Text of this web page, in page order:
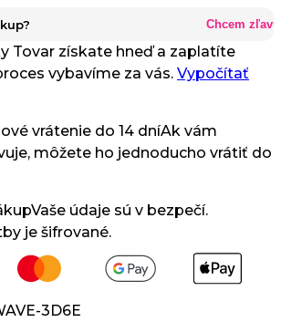
Chcem zľavu
Tovar získate hneď a zaplatíte
vybavíme za vás. Vypočítať
vrátenie do 14 dníAk vám
môžete ho jednoducho vrátiť do
Vaše údaje sú v bezpečí.
je šifrované.
3D6E